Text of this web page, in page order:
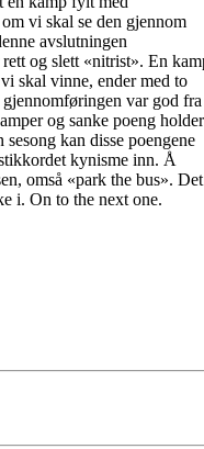
vi skal se den gjennom
avslutningen
og slett «nitrist». En
skal vinne, ender med to
var god fra
og sanke poeng holder
kan disse poengene
kynisme inn. Å
omså «park the bus». Det
i. On to the next one.